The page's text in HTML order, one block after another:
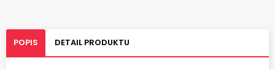
POPIS DETAIL PRODUKTU